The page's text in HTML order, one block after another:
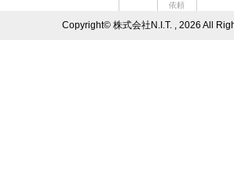
依頼
Copyright© 株式会社N.I.T. , 2026 All